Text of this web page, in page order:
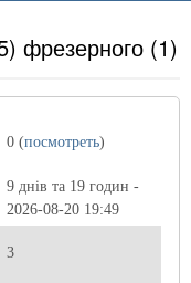
фрезерного (1)
0 (посмотреть)
9 днів та 19 годин -
2026-08-20 19:49
3